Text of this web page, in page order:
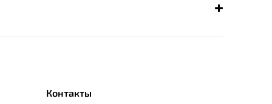
Контакты